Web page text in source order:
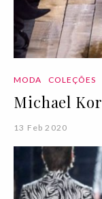
MODA COLEÇÕES
Michael
13 Feb 2020